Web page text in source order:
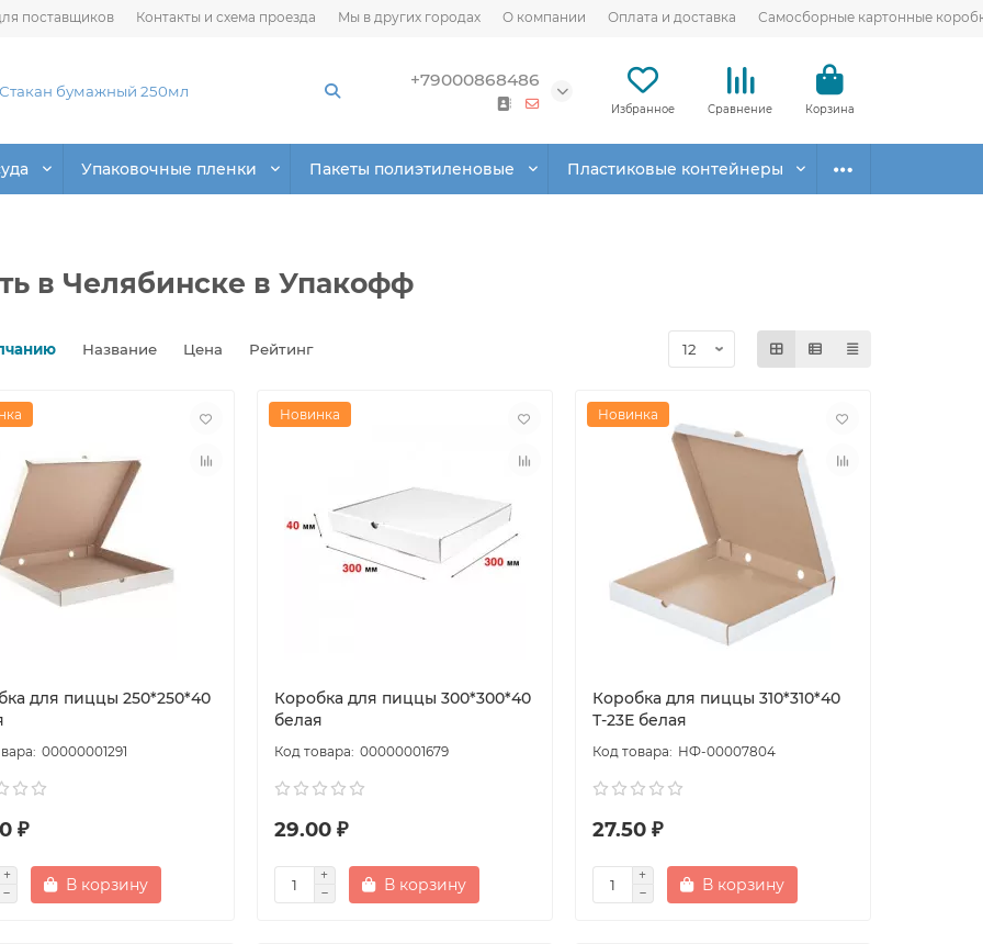
поставщиков Контакты и схема проезда Мы в других городах О компании Оплата и доставка Самосборные картонные
+79000868486
Избранное Сравнение Корзина
Упаковочные пленки Пакеты полиэтиленовые Пластиковые контейнеры
в Челябинске в Упакофф
Название Цена Рейтинг
для пиццы 250*250*40
00000001291
₽
В корзину
Новинка
Коробка для пиццы 300*300*40
белая
00000001679
29.00 ₽
В корзину
Новинка
Коробка для пиццы 310*310*40
Т-23Е белая
НФ-00007804
27.50 ₽
В корзину